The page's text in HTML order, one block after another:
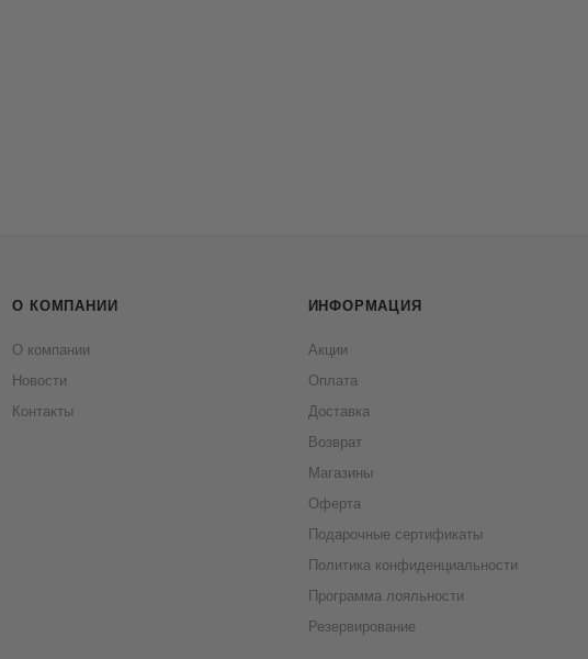
О КОМПАНИИ
О компании
Новости
Контакты
ИНФОРМАЦИЯ
Акции
Оплата
Доставка
Возврат
Магазины
Оферта
Подарочные сертификаты
Политика конфиденциальности
Программа лояльности
Резервирование